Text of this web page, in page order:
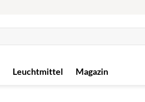
Leuchtmittel Magazin